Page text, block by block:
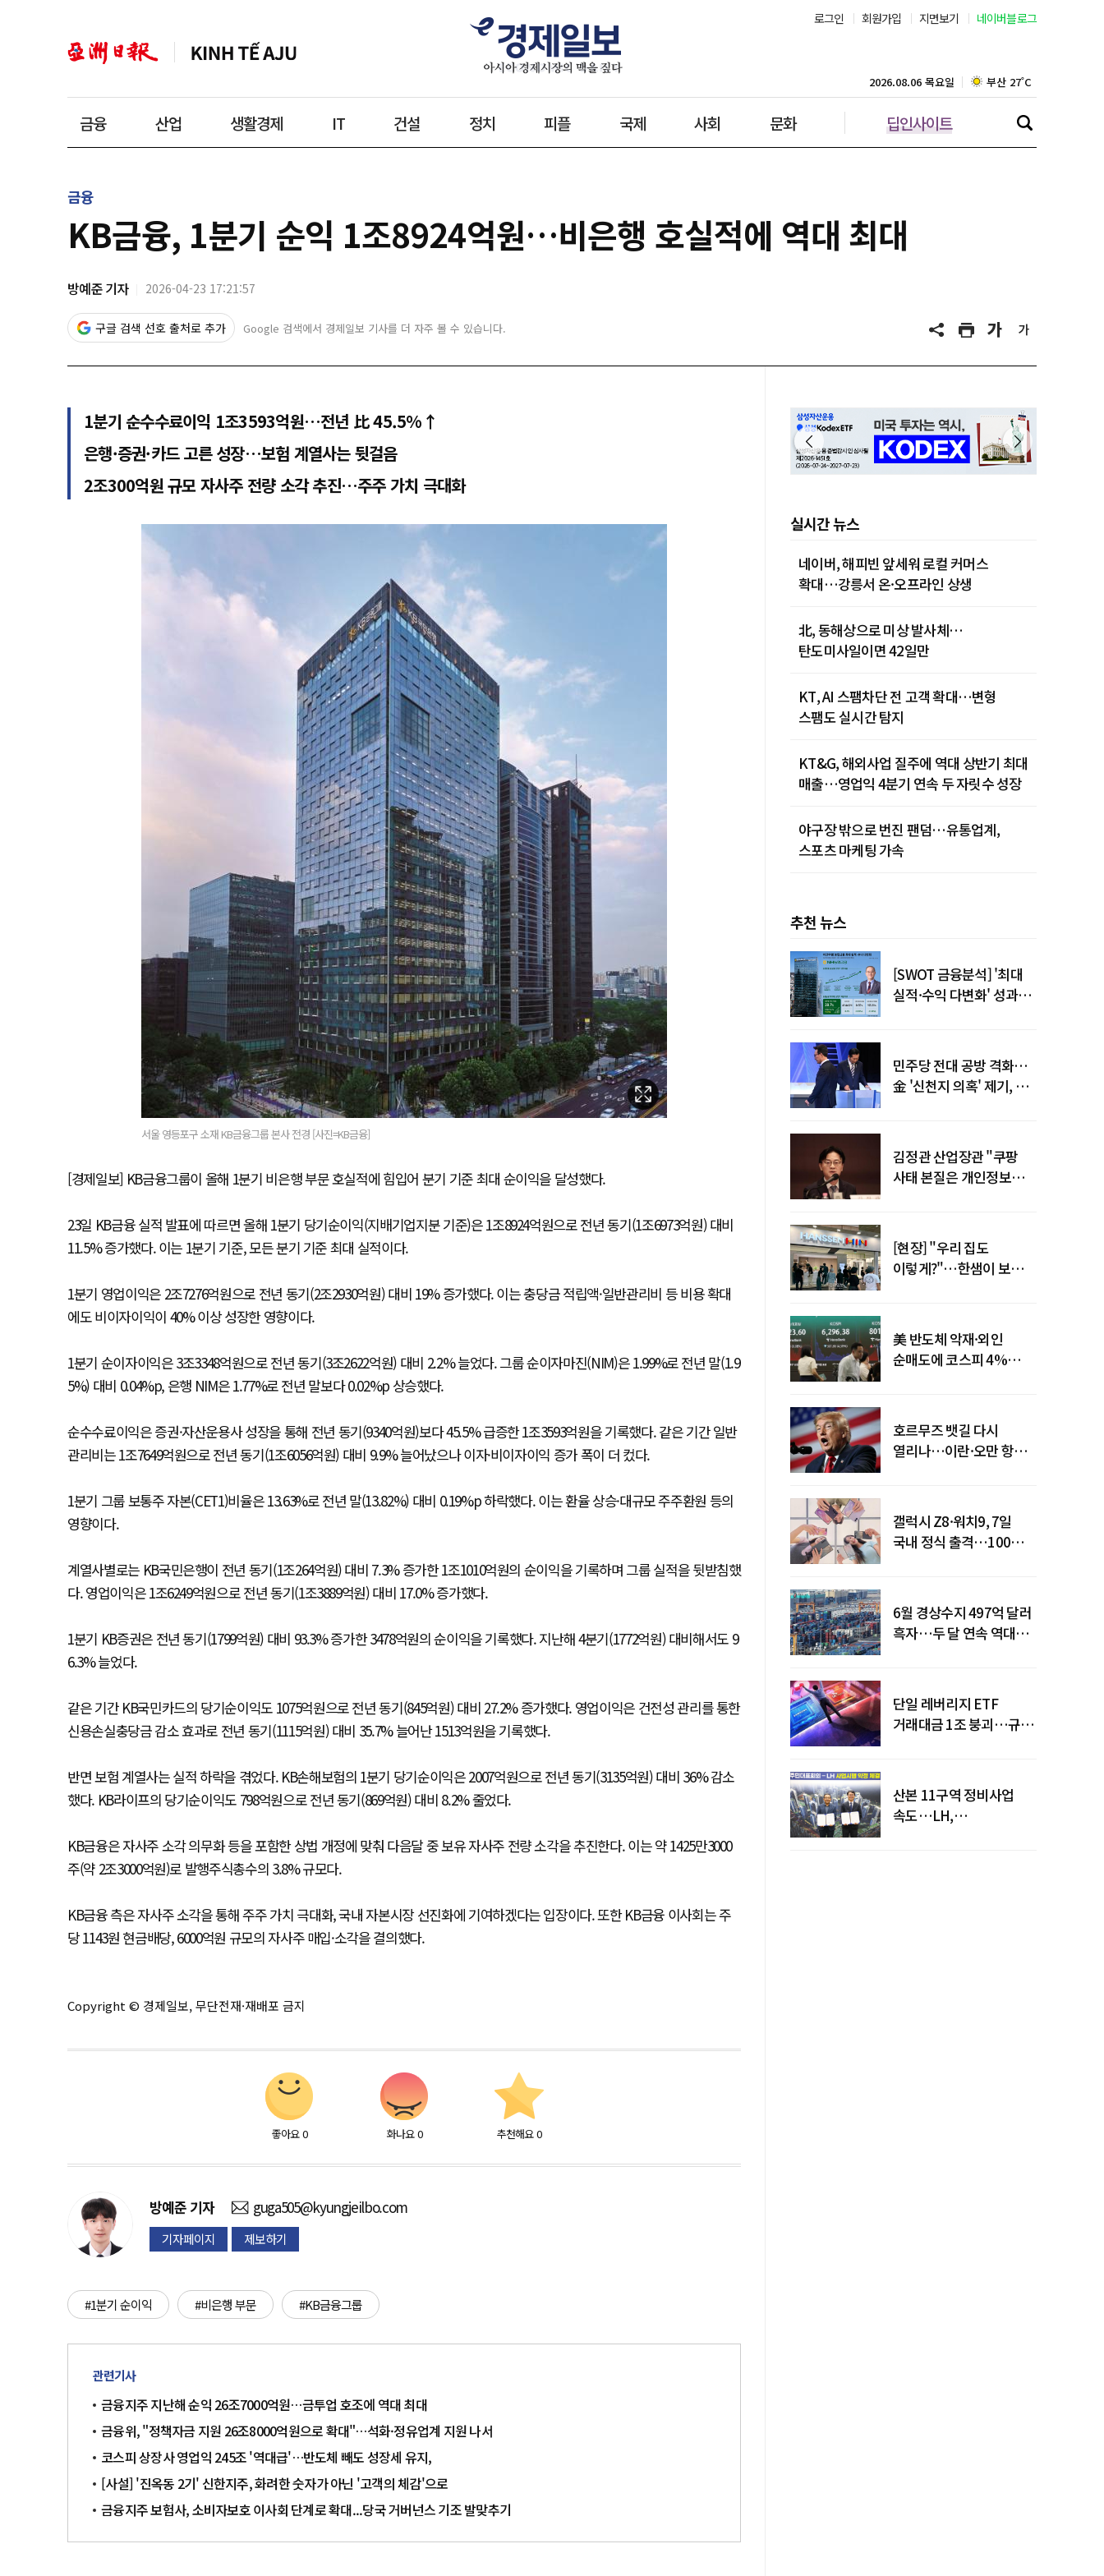
로그인 회원가입 지면보기 네이버블로그
금융 산업 생활경제 IT 건설 정치 피플 국제 사회 문화 딥인사이트
2026.08.06 목요일 대구 25˚C
인천 28˚C
제주 28˚C
금융
KB금융, 1분기 순익 1조8924억원…비은행 호실적에 역대 최대
방예준 기자 2026-04-23 17:21:57
구글 검색 선호 출처로 추가 Google 검색에서 경제일보 기사를 더 자주 볼 수 있습니다.
1분기 순수수료이익 1조3593억원…전년 比 45.5%↑
은행·증권·카드 고른 성장…보험 계열사는 뒷걸음
2조300억원 규모 자사주 전량 소각 추진…주주 가치 극대화
서울 영등포구 소재 KB금융그룹 본사 전경 [사진=KB금융]
[경제일보] KB금융그룹이 올해 1분기 비은행 부문 호실적에 힘입어 분기 기준 최대 순이익을 달성했다.
23일 KB금융 실적 발표에 따르면 올해 1분기 당기순이익(지배기업지분 기준)은 1조8924억원으로 전년 동기(1조6973억원) 대비
11.5% 증가했다. 이는 1분기 기준, 모든 분기 기준 최대 실적이다.
1분기 영업이익은 2조7276억원으로 전년 동기(2조2930억원) 대비 19% 증가했다. 이는 충당금 적립액·일반관리비 등 비용 확대
에도 비이자이익이 40% 이상 성장한 영향이다.
1분기 순이자이익은 3조3348억원으로 전년 동기(3조2622억원) 대비 2.2% 늘었다. 그룹 순이자마진(NIM)은 1.99%로 전년 말(1.9
5%) 대비 0.04%p, 은행 NIM은 1.77%로 전년 말보다 0.02%p 상승했다.
순수수료이익은 증권·자산운용사 성장을 통해 전년 동기(9340억원)보다 45.5% 급증한 1조3593억원을 기록했다. 같은 기간 일반
관리비는 1조7649억원으로 전년 동기(1조6056억원) 대비 9.9% 늘어났으나 이자·비이자이익 증가 폭이 더 컸다.
1분기 그룹 보통주 자본(CET1)비율은 13.63%로 전년 말(13.82%) 대비 0.19%p 하락했다. 이는 환율 상승·대규모 주주환원 등의
영향이다.
계열사별로는 KB국민은행이 전년 동기(1조264억원) 대비 7.3% 증가한 1조1010억원의 순이익을 기록하며 그룹 실적을 뒷받침했
다. 영업이익은 1조6249억원으로 전년 동기(1조3889억원) 대비 17.0% 증가했다.
1분기 KB증권은 전년 동기(1799억원) 대비 93.3% 증가한 3478억원의 순이익을 기록했다. 지난해 4분기(1772억원) 대비해서도 9
6.3% 늘었다.
같은 기간 KB국민카드의 당기순이익도 1075억원으로 전년 동기(845억원) 대비 27.2% 증가했다. 영업이익은 건전성 관리를 통한
신용손실충당금 감소 효과로 전년 동기(1115억원) 대비 35.7% 늘어난 1513억원을 기록했다.
반면 보험 계열사는 실적 하락을 겪었다. KB손해보험의 1분기 당기순이익은 2007억원으로 전년 동기(3135억원) 대비 36% 감소
했다. KB라이프의 당기순이익도 798억원으로 전년 동기(869억원) 대비 8.2% 줄었다.
KB금융은 자사주 소각 의무화 등을 포함한 상법 개정에 맞춰 다음달 중 보유 자사주 전량 소각을 추진한다. 이는 약 1425만3000
주(약 2조3000억원)로 발행주식총수의 3.8% 규모다.
KB금융 측은 자사주 소각을 통해 주주 가치 극대화, 국내 자본시장 선진화에 기여하겠다는 입장이다. 또한 KB금융 이사회는 주
당 1143원 현금배당, 6000억원 규모의 자사주 매입·소각을 결의했다.
Copyright © 경제일보, 무단전재·재배포 금지
좋아요 0 화나요 0 추천해요 0
방예준 기자 guga505@kyungjeilbo.com
기자페이지 제보하기
#1분기 순이익 #비은행 부문 #KB금융그룹
관련기사
금융지주 지난해 순익 26조7000억원…금투업 호조에 역대 최대
금융위, "정책자금 지원 26조8000억원으로 확대"…석화·정유업계 지원 나서
코스피 상장사 영업익 245조 '역대급'…반도체 빼도 성장세 유지,
[사설] '진옥동 2기' 신한지주, 화려한 숫자가 아닌 '고객의 체감'으로
금융지주 보험사, 소비자보호 이사회 단계로 확대...당국 거버넌스 기조 발맞추기
실시간 뉴스
네이버, 해피빈 앞세워 로컬 커머스
확대…강릉서 온·오프라인 상생
北, 동해상으로 미상 발사체…
탄도미사일이면 42일만
KT, AI 스팸차단 전 고객 확대…변형
스팸도 실시간 탐지
KT&G, 해외사업 질주에 역대 상반기 최대
매출…영업익 4분기 연속 두 자릿수 성장
야구장 밖으로 번진 팬덤…유통업계,
스포츠 마케팅 가속
추천 뉴스
[SWOT 금융분석] '최대
실적·수익 다변화' 성과…
민주당 전대 공방 격화…
金 '신천지 의혹' 제기, 鄭
김정관 산업장관 "쿠팡
사태 본질은 개인정보
[현장] "우리 집도
이렇게?"…한샘이 보여준
美 반도체 악재·외인
순매도에 코스피 4%
호르무즈 뱃길 다시
열리나…이란·오만 항로
갤럭시 Z8·워치9, 7일
국내 정식 출격…100개국
6월 경상수지 497억 달러
흑자…두 달 연속 역대
단일 레버리지 ETF
거래대금 1조 붕괴…규제
산본 11구역 정비사업
속도…LH,